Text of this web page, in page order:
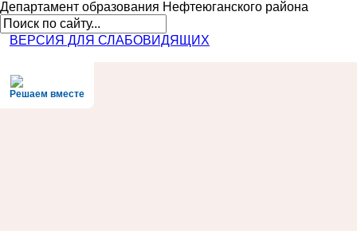
Департамент образования Нефтеюганского района
ВЕРСИЯ ДЛЯ СЛАБОВИДЯЩИХ
Решаем вместе